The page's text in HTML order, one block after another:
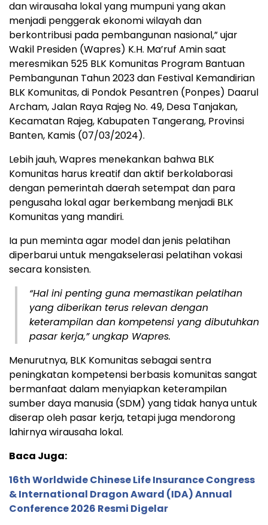
dan wirausaha lokal yang mumpuni yang akan
menjadi penggerak ekonomi wilayah dan
berkontribusi pada pembangunan nasional,” ujar
Wakil Presiden (Wapres) K.H. Ma’ruf Amin saat
meresmikan 525 BLK Komunitas Program Bantuan
Pembangunan Tahun 2023 dan Festival Kemandirian
BLK Komunitas, di Pondok Pesantren (Ponpes) Daarul
Archam, Jalan Raya Rajeg No. 49, Desa Tanjakan,
Kecamatan Rajeg, Kabupaten Tangerang, Provinsi
Banten, Kamis (07/03/2024).
Lebih jauh, Wapres menekankan bahwa BLK
Komunitas harus kreatif dan aktif berkolaborasi
dengan pemerintah daerah setempat dan para
pengusaha lokal agar berkembang menjadi BLK
Komunitas yang mandiri.
Ia pun meminta agar model dan jenis pelatihan
diperbarui untuk mengakselerasi pelatihan vokasi
secara konsisten.
“Hal ini penting guna memastikan pelatihan
yang diberikan terus relevan dengan
keterampilan dan kompetensi yang dibutuhkan
pasar kerja,” ungkap Wapres.
Menurutnya, BLK Komunitas sebagai sentra
peningkatan kompetensi berbasis komunitas sangat
bermanfaat dalam menyiapkan keterampilan
sumber daya manusia (SDM) yang tidak hanya untuk
diserap oleh pasar kerja, tetapi juga mendorong
lahirnya wirausaha lokal.
Baca Juga:
16th Worldwide Chinese Life Insurance Congress
& International Dragon Award (IDA) Annual
Conference 2026 Resmi Digelar